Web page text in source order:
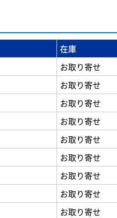
在庫
お取り寄せ
お取り寄せ
お取り寄せ
お取り寄せ
お取り寄せ
お取り寄せ
お取り寄せ
お取り寄せ
お取り寄せ